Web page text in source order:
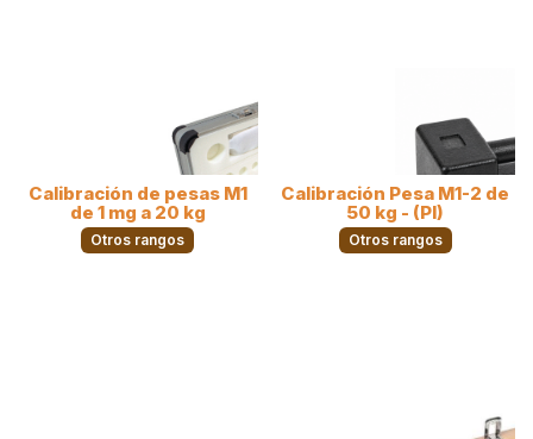
Calibración de pesas M1
de 1 mg a 20 kg
Otros rangos
Calibración Pesa M1-2 de
50 kg - (PI)
Otros rangos